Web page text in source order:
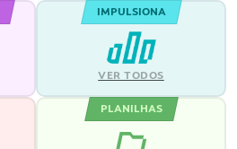
IMPULSIONA
VER TODOS
PLANILHAS